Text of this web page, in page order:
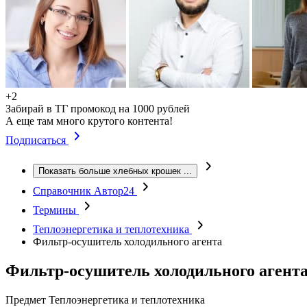
+2
Забирай в ТГ промокод на 1000 рублей
А еще там много крутого контента!
Подписаться
Показать больше хлебных крошек ...
Справочник Автор24
Термины
Теплоэнергетика и теплотехника
Фильтр-осушитель холодильного агента
Фильтр-осушитель холодильного
Предмет Теплоэнергетика и теплотехника